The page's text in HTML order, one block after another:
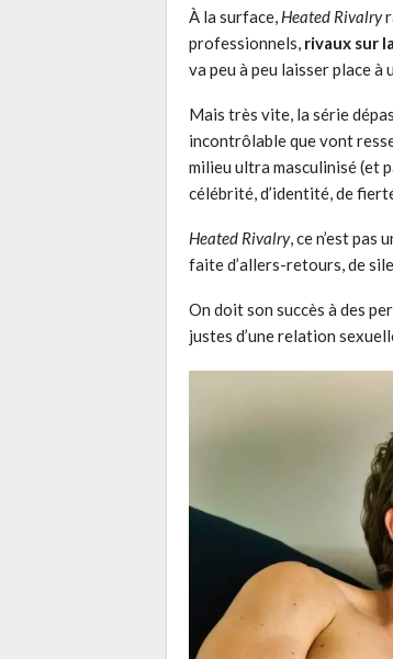
À la surface, Heated Rivalry
professionnels, rivaux sur
va peu à peu laisser place
Mais très vite, la série
incontrôlable que vont
milieu ultra masculinisé (et
célébrité, d’identité, de
Heated Rivalry, ce n’est pas
faite d’allers-retours, de
On doit son succès à des
justes d’une relation